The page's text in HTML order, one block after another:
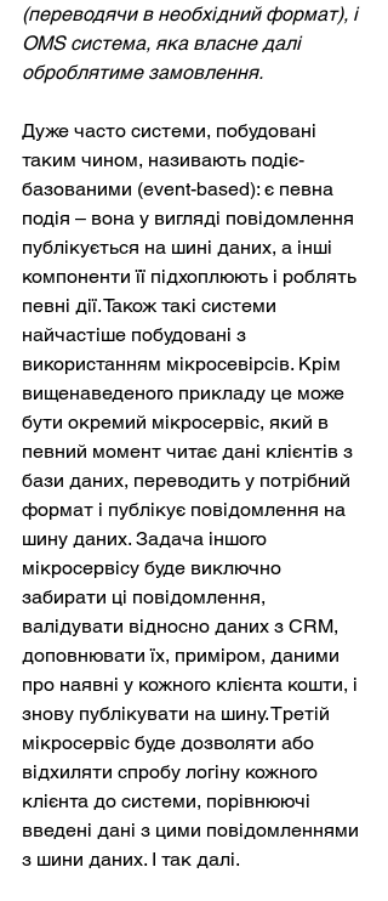
(переводячи в необхідний формат), і
OMS система, яка власне далі
оброблятиме замовлення.
Дуже часто системи, побудовані
таким чином, називають подіє-
базованими (event-based): є певна
подія – вона у вигляді повідомлення
публікується на шині даних, а інші
компоненти її підхоплюють і роблять
певні дії. Також такі системи
найчастіше побудовані з
використанням мікросевірсів. Крім
вищенаведеного прикладу це може
бути окремий мікросервіс, який в
певний момент читає дані клієнтів з
бази даних, переводить у потрібний
формат і публікує повідомлення на
шину даних. Задача іншого
мікросервісу буде виключно
забирати ці повідомлення,
валідувати відносно даних з CRM,
доповнювати їх, приміром, даними
про наявні у кожного клієнта кошти, і
знову публікувати на шину. Третій
мікросервіс буде дозволяти або
відхиляти спробу логіну кожного
клієнта до системи, порівнюючі
введені дані з цими повідомленнями
з шини даних. І так далі.